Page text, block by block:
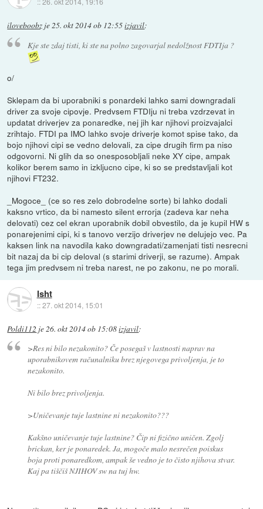
iloveboobz je25. okt 2014 ob 12:55izjavil:
Kje ste zdaj tisti, ki ste na polno zagovarjal nedolžnost FDTIja ?
o/
Sklepam da bi uporabniki s ponardeki lahko sami downgradali
driver za svoje cipovje. Predvsem FTDIju ni treba vzdrzevat in
updatat driverjev za ponaredke, nej jih kar njihovi proizvajalci
zrihtajo. FTDI pa IMO lahko svoje driverje komot spise tako, da
bojo njihovi cipi se vedno delovali, za cipe drugih firm pa niso
odgovorni. Ni glih da so onesposobljali neke XY cipe, ampak
kolikor berem samo in izkljucno cipe, ki so se predstavljali kot
njihovi FT232.
_Mogoce_ (ce so res zelo dobrodelne sorte) bi lahko dodali
kaksno vrtico, da bi namesto silent errorja (zadeva kar neha
delovati) cez cel ekran uporabnik dobil obvestilo, da je kupil HW s
ponarejenimi cipi, ki s tanovo verzijo driverjev ne delujejo vec. Pa
kaksen link na navodila kako downgradati/zamenjati tisti nesrecni
bit nazaj da bi cip deloval (s starimi driverji, se razume). Ampak
tega jim predvsem ni treba narest, ne po zakonu, ne po morali.
Isht
::27. okt 2014, 15:01
Poldi112 je26. okt 2014 ob 15:08izjavil:
>Res ni bilo nezakonito? Če posegaš v lastnosti naprav na
uporabnikovem računalniku brez njegovega privoljenja, je to
nezakonito.
Ni bilo brez privoljenja.
>Uničevanje tuje lastnine ni nezakonito???
Kakšno uničevanje tuje lastnine? Čip ni fizično uničen. Zgolj
brickan, ker je ponaredek. Ja, mogoče malo nesrečen poiskus
boja proti ponaredkom, ampak še vedno je to čisto njihova stvar.
Kaj pa tiščiš NJIHOV sw na tuj hw.